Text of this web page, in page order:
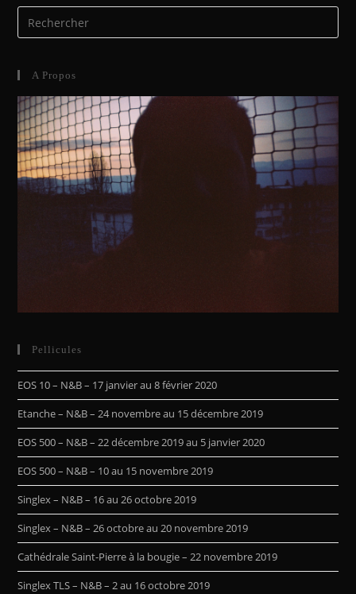
A Propos
Pellicules
EOS 10 – N&B – 17 janvier au 8 février 2020
Etanche – N&B – 24 novembre au 15 décembre 2019
EOS 500 – N&B – 22 décembre 2019 au 5 janvier 2020
EOS 500 – N&B – 10 au 15 novembre 2019
Singlex – N&B – 16 au 26 octobre 2019
Singlex – N&B – 26 octobre au 20 novembre 2019
Cathédrale Saint-Pierre à la bougie – 22 novembre 2019
Singlex TLS – N&B – 2 au 16 octobre 2019